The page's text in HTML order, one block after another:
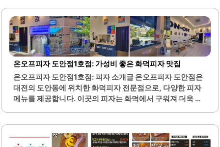
자와 마르게리타가 인기가 있으며, 각 피자는 고유의 풍미를
자랑합니다.또한, 직화 스테이크 피자는 불향이 가득하여 고
기의 촉촉함과 조화를 이루며, 치즈의 고소함이 더해져 풍미
가 깊습니다. 매장 내부는 깔끔하고 청량한 분위기로, 친구나
가족과 함께 방문하기에 적합합니다. 직원들은 친절하게 서
비스를 제공하며, 고객의 편안한 식사를 위해 노력합니다.특
히 배달 주문이 많아도 피자의 상태가 항상 훌륭하게 유지되
어 고객의 만족도를 높입니다. 온오프피자 관저점은 가격 대
비 양이 푸짐하여 가성비가 뛰어난 곳으로 알려져 있습니다.
이곳은 외식..
온오프피자 도안점1호점: 가성비 좋은 화덕피자 맛집
온오프피자 도안점1호점: 피자 소개글 온오프피자 도안점은
대전의 도안동에 위치한 화덕피자 전문점으로, 다양한 피자
메뉴를 제공합니다. 이곳의 피자는 화덕에서 구워져 더욱 담
다.피자는 두껍지 않은 도우로 만들어져 겉은 바삭하고 속은
쫄깃한 식감을 느낄 수 있습니다. 치즈는 아낌없이 올라가 있